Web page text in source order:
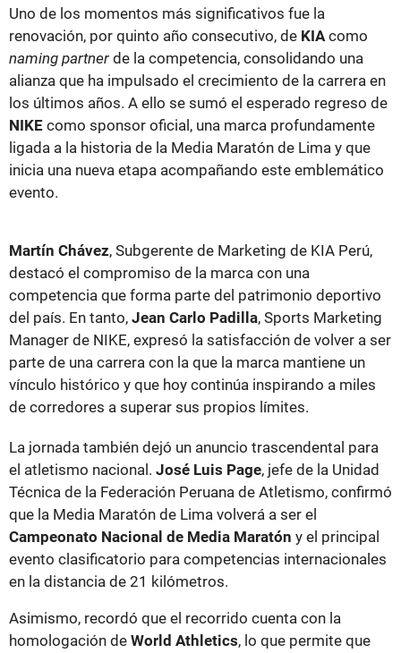
Uno de los momentos más significativos fue la
renovación, por quinto año consecutivo, de KIAcomo
naming partner de la competencia, consolidando una
alianza que ha impulsado el crecimiento de la carrera en
los últimos años. A ello se sumó el esperado regreso de
NIKE como sponsor oficial, una marca profundamente
ligada a la historia de la Media Maratón de Lima y que
inicia una nueva etapa acompañando este emblemático
evento.
Martín Chávez, Subgerente de Marketing de KIA Perú,
destacó el compromiso de la marca con una
competencia que forma parte del patrimonio deportivo
del país. En tanto, Jean Carlo Padilla, Sports Marketing
Manager de NIKE, expresó la satisfacción de volver a ser
parte de una carrera con la que la marca mantiene un
vínculo histórico y que hoy continúa inspirando a miles
de corredores a superar sus propios límites.
La jornada también dejó un anuncio trascendental para
el atletismo nacional. José Luis Page, jefe de la Unidad
Técnica de la Federación Peruana de Atletismo, confirmó
que la Media Maratón de Lima volverá a ser el
Campeonato Nacional de Media Maratón y el principal
evento clasificatorio para competencias internacionales
en la distancia de 21 kilómetros.
Asimismo, recordó que el recorrido cuenta con la
homologación de World Athletics, lo que permite que